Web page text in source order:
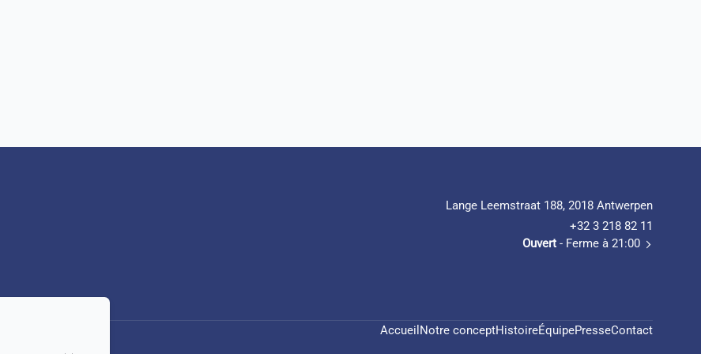
Lange Leemstraat 188, 2018 Antwerpen
+32 3 218 82 11
Ouvert- Ferme à 21:00
Accueil Notre conceptHistoireÉquipePresseContact